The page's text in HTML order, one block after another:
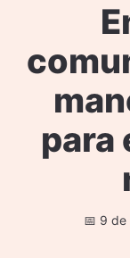
para
9 de